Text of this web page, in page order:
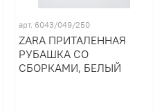
арт. 6043/049/250
ZARA ПРИТАЛЕННАЯ
РУБАШКА СО
СБОРКАМИ, БЕЛЫЙ